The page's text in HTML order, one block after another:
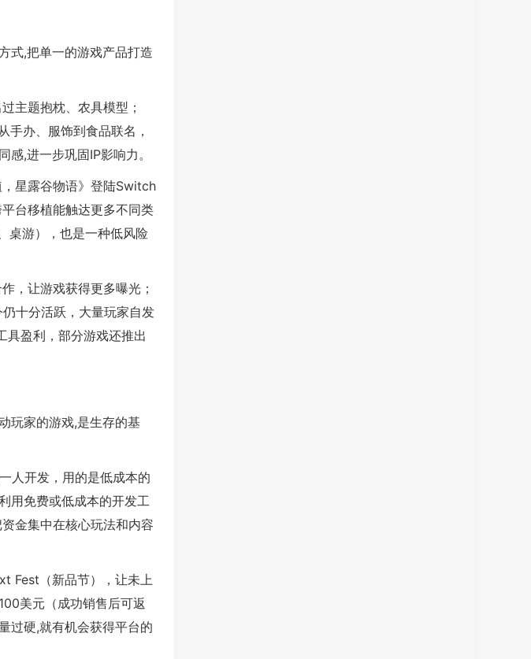
式,把单一的游戏产品打造
主题抱枕、农具模型；
手办、服饰到食品联名，
,进一步巩固IP影响力。
星露谷物语》登陆Switch
台移植能触达更多不同类
桌游），也是一种低风险
，让游戏获得更多曝光；
十分活跃，大量玩家自发
具盈利，部分游戏还推出
玩家的游戏,是生存的基
人开发，用的是低成本的
用免费或低成本的开发工
金集中在核心玩法和内容
Fest（新品节），让未上
美元（成功销售后可返
过硬,就有机会获得平台的